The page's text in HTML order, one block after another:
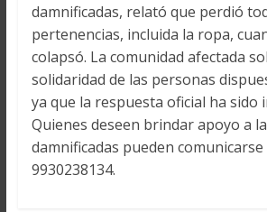
damnificadas, relató que perdió
pertenencias, incluida la ropa,
colapsó. La comunidad afectada
solidaridad de las personas
ya que la respuesta oficial ha sido
Quienes deseen brindar apoyo a
damnificadas pueden
9930238134.